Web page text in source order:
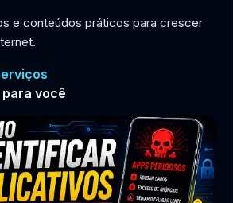
e conteúdos práticos para crescer
para você